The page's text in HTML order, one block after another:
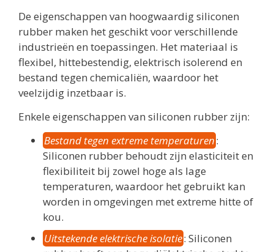
De eigenschappen van hoogwaardig siliconen
rubber maken het geschikt voor verschillende
industrieën en toepassingen. Het materiaal is
flexibel, hittebestendig, elektrisch isolerend en
bestand tegen chemicaliën, waardoor het
veelzijdig inzetbaar is.
Enkele eigenschappen van siliconen rubber zijn:
Bestand tegen extreme temperaturen:
Siliconen rubber behoudt zijn elasticiteit en
flexibiliteit bij zowel hoge als lage
temperaturen, waardoor het gebruikt kan
worden in omgevingen met extreme hitte of
kou.
Uitstekende elektrische isolatie: Siliconen